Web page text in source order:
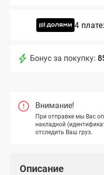
4
Бонус за покупку:
Внимание!
При отправке мы Вас
накладной
отследить Ваш груз.
Описание